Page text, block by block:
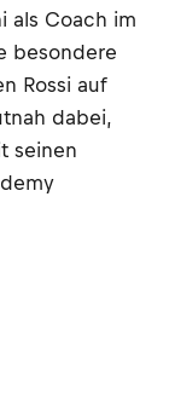
als Coach im
besondere
Rossi auf
dabei,
seinen